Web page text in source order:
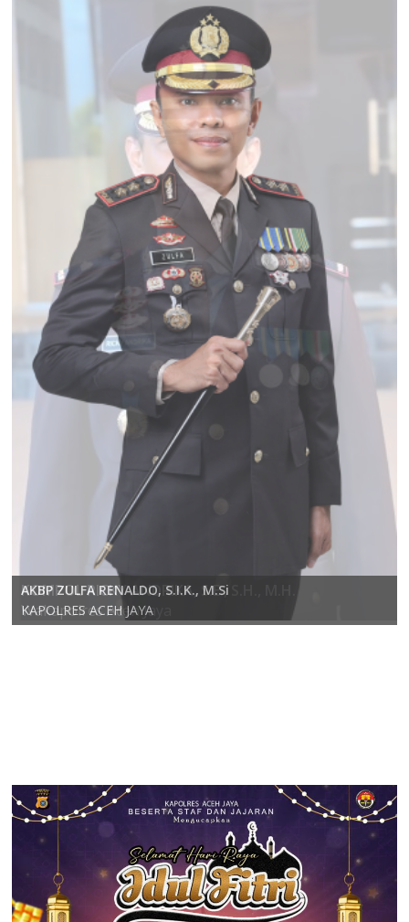
AKBP ZULFA RENALDO, S.I.K., M.Si
KAPOLRES ACEH JAYA
KOMPOL RICKY ANDRIKA, S.E., S.H., M.H.
Wakapolres Aceh Jaya